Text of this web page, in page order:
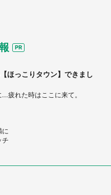
ほっこりタウン】できまし
疲れた時はここに来て。
チ